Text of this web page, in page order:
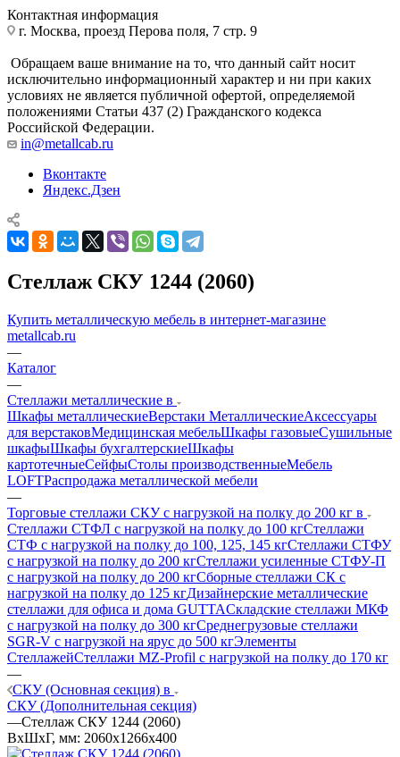
Контактная информация
г. Москва, проезд Перова поля, 7 стр. 9
Обращаем ваше внимание на то, что данный сайт носит
исключительно информационный характер и ни при каких
условиях не является публичной офертой, определяемой
положениями Статьи 437 (2) Гражданского кодекса
Российской Федерации.
in@metallcab.ru
Вконтакте
Яндекс.Дзен
Стеллаж СКУ 1244 (2060)
Купить металлическую мебель в интернет-магазине
metallcab.ru
—
Каталог
—
Стеллажи металлические в
Шкафы металлическиеВерстаки МеталлическиеАксессуары
для верстаковМедицинская мебельШкафы газовыеСушильные
шкафыШкафы бухгалтерскиеШкафы
картотечныеСейфыСтолы производственныеМебель
LOFTРаспродажа металлической мебели
—
Торговые стеллажи СКУ с нагрузкой на полку до 200 кг в
Стеллажи СТФЛ с нагрузкой на полку до 100 кгСтеллажи
СТФ с нагрузкой на полку до 100, 125, 145 кгСтеллажи СТФУ
с нагрузкой на полку до 200 кгСтеллажи усиленные СТФУ-П
с нагрузкой на полку до 200 кгСборные стеллажи СК с
нагрузкой на полку до 125 кгДизайнерские металлические
стеллажи для офиса и дома GUTTAСкладские стеллажи МКФ
с нагрузкой на полку до 300 кгСреднегрузовые стеллажи
SGR-V с нагрузкой на ярус до 500 кгЭлементы
СтеллажейСтеллажи MZ-Profil с нагрузкой на полку до 170 кг
—
СКУ (Основная секция) в
СКУ (Дополнительная секция)
—Стеллаж СКУ 1244 (2060)
ВхШхГ, мм: 2060x1266x400